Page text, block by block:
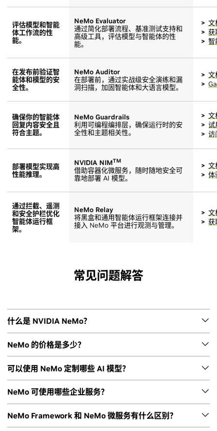
评估模型和智能
体工作流的性
能。
NeMo Evaluator
通过简化部署流程、基准测试支持和
高级工具，评估模型与智能体的性
能。
文
获
智
在发布前验证智
能体和模型的安
全性。
NeMo Auditor
在部署前，通过实战级安全演练和漏
洞扫描，加固智能体和大语言模型。
文
确保你的智能体
回复内容安全且
符合主题。
NeMo Guardrails
利用可编程编排层，确保运行时的安
全性和主题相关性。
文
试
访
部署模型实现高
性能推理。
NVIDIA NIMTM
借助容器化微服务，随时随地安全可
靠地部署 AI 模型。
文
体
通过拦截、遥测
和安全护栏优化
智能体运行框
架。
NeMo Relay
将黑盒和通用智能体运行框架连接并
接入 NeMo 平台进行观测与管理。
文
获
常见问题解答
什么是 NVIDIA NeMo？
NVIDIA NeMo是以智能体为核心的开放库和技能套件，用于加
速 AI 智能体的专业化、优化和治理。
或混合环境中优化专用智能体。
NeMo 的价格是多少？
NeMo 作为 NVIDIA AI Enterprise 的一部分提供。有关完整的
定价和许可信息，请查看此处。
可以使用 NeMo 定制哪些 AI 模型？
NeMo 可用于定制大语言模型 (LLM)、视觉语言模型 (VLM)、
自动语音识别 (ASR) 和文本转语音 (TTS) 模型。
NeMo 可使用哪些企业服务？
NVIDIA AI Enterprise 中提供了NVIDIA 企业级标准支持服务。
如需其他可用的支持和服务，如 NVIDIA 业务关键型支持、技术
NeMo Framework 和 NeMo 微服务有什么区别？